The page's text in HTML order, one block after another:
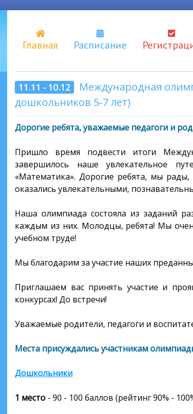
Главная Расписание
11.11 - 10.12
Международная
дошкольников 5-7 лет)
Дорогие ребята, уважаемые педагоги и
Пришло время подвести итоги
завершилось наше увлекательное
«Математика». Дорогие ребята, мы
оказались увлекательными,
Наша олимпиада состояла из заданий
каждым из них. Молодцы, ребята! Мы
учебном труде!
Мы благодарим за участие наших
Приглашаем вас принять участие и
конкурсах! До встречи!
Уважаемые родители, педагоги и
Места присуждались участникам
Дошкольники
1 место - 90 - 100 баллов (рейтинг 90% -